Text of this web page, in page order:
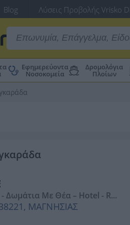
Blog Λύσεις Προβολής Vrisko
Εφημερεύοντα
Νοσοκομεία
Δρομολόγια
Πλοίων
Δωμάτια Με Θέα – Hotel - R...
ΜΑΓΝΗΣΙΑΣ